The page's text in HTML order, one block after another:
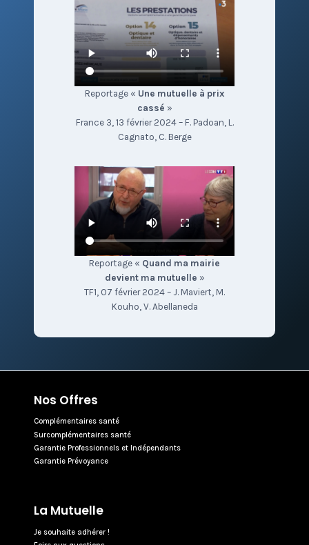
Reportage « Une mutuelle à prix
cassé »
France 3, 13 février 2024 – F. Padoan, L.
Cagnato, C. Berge
Reportage « Quand ma mairie
devient ma mutuelle »
TF1, 07 février 2024 – J. Maviert, M.
Kouho, V. Abellaneda
Nos Offres
Complémentaires santé
Surcomplémentaires santé
Garantie Professionnels et Indépendants
Garantie Prévoyance
La Mutuelle
Je souhaite adhérer !